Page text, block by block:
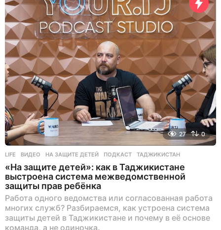
27 0
LIFE ВИДЕО ,НА ЗАЩИТЕ ДЕТЕЙ ,ПОДКАСТ ,ТАДЖИКИСТАН
«На защите детей»: как в Таджикистане
выстроена система межведомственной
защиты прав ребёнка
Работа одного ведомства или согласованная работа
многих служб? Разбираемся, как устроена система
защиты детей в Таджикистане и почему в её основе
команда, а не одиночка.